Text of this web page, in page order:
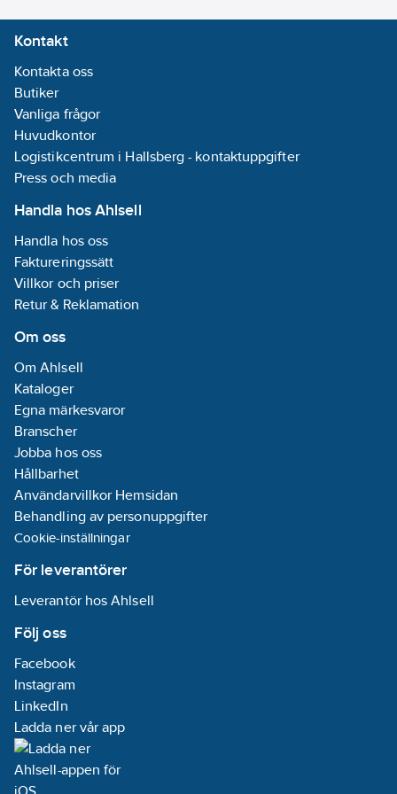
söker en snabb, lätt
och smidig sko för
löpning alla dagar i
veckan.
Artikelnummer:
Lev.
artikelnr:
1915025-999999-8,5
Ean
7318574077018
Materialklass TJ4360
Kontakt
Kontakta oss
Butiker
Vanliga frågor
Huvudkontor
Logistikcentrum i Hallsberg - kontaktuppgifter
Press och media
Handla hos Ahlsell
Handla hos oss
Faktureringssätt
Villkor och priser
Retur & Reklamation
Om oss
Om Ahlsell
Kataloger
Egna märkesvaror
Branscher
Jobba hos oss
Hållbarhet
Användarvillkor Hemsidan
Behandling av personuppgifter
Cookie-inställningar
För leverantörer
Leverantör hos Ahlsell
Följ oss
Facebook
Instagram
LinkedIn
Ladda ner vår app